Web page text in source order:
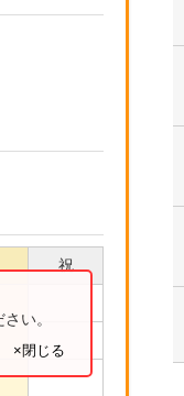
祝
い。
×閉じる